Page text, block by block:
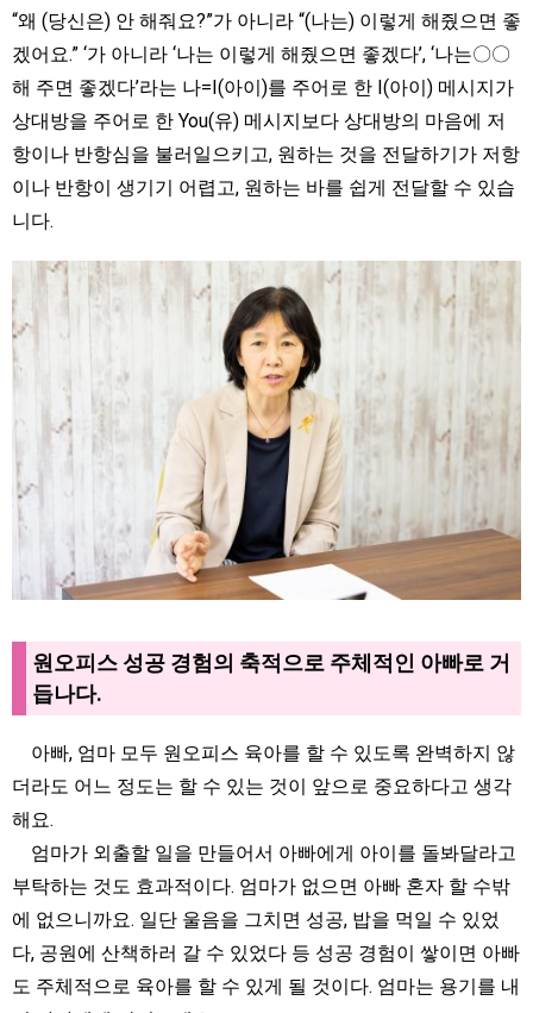
“왜 (당신은) 안 해줘요?”가 아니라 “(나는) 이렇게 해줬으면 좋
겠어요.” ‘가 아니라 ‘나는 이렇게 해줬으면 좋겠다’, ‘나는〇〇
해 주면 좋겠다’라는 나=I(아이)를 주어로 한 I(아이) 메시지가
상대방을 주어로 한 You(유) 메시지보다 상대방의 마음에 저
항이나 반항심을 불러일으키고, 원하는 것을 전달하기가 저항
이나 반항이 생기기 어렵고, 원하는 바를 쉽게 전달할 수 있습
니다.
원오피스 성공 경험의 축적으로 주체적인 아빠로 거
듭나다.
아빠, 엄마 모두 원오피스 육아를 할 수 있도록 완벽하지 않
더라도 어느 정도는 할 수 있는 것이 앞으로 중요하다고 생각
해요.
엄마가 외출할 일을 만들어서 아빠에게 아이를 돌봐달라고
부탁하는 것도 효과적이다. 엄마가 없으면 아빠 혼자 할 수밖
에 없으니까요. 일단 울음을 그치면 성공, 밥을 먹일 수 있었
다, 공원에 산책하러 갈 수 있었다 등 성공 경험이 쌓이면 아빠
도 주체적으로 육아를 할 수 있게 될 것이다. 엄마는 용기를 내